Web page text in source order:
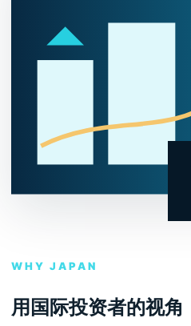
WHY JAPAN
用国际投资者的视角